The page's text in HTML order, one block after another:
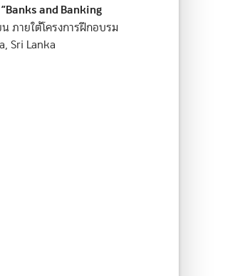
“Banks and Banking
ภายใต้โครงการฝึกอบรม
Sri Lanka